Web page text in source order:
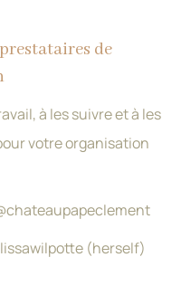
de
à les suivre et à les
votre organisation
(herself)